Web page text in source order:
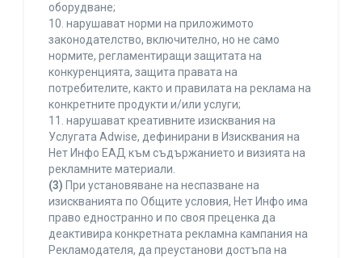
оборудване;
10. нарушават норми на приложимото
законодателство, включително, но не само
нормите, регламентиращи защитата на
конкуренцията, защита правата на
потребителите, както и правилата на реклама на
конкретните продукти и/или услуги;
11. нарушават креативните изисквания на
Услугата Adwise, дефинирани в Изисквания на
Нет Инфо ЕАД към съдържанието и визията на
рекламните материали.
(3) При установяване на неспазване на
изискванията по Общите условия, Нет Инфо има
право едностранно и по своя преценка да
деактивира конкретната рекламна кампания на
Рекламодателя, да преустанови достъпа на